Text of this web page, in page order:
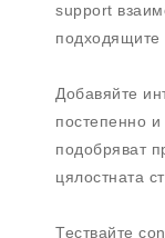
support
подходящите
Добавяйте
постепенно
подобряват
цялостната
Тествайте